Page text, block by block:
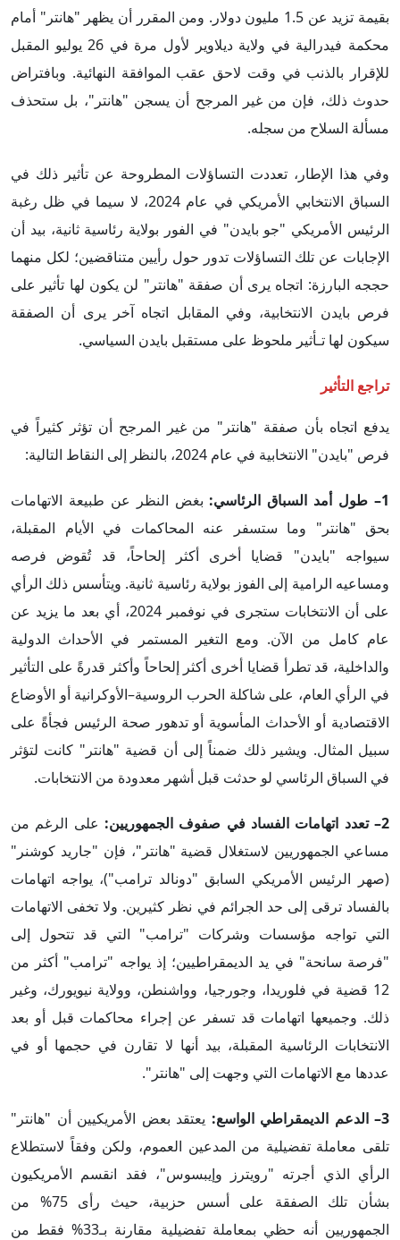
بقيمة تزيد عن 1.5 مليون دولار. ومن المقرر أن يظهر "هانتر" أمام
محكمة فيدرالية في ولاية ديلاوير لأول مرة في 26 يوليو المقبل
للإقرار بالذنب في وقت لاحق عقب الموافقة النهائية. وبافتراض
حدوث ذلك، فإن من غير المرجح أن يسجن "هانتر"، بل ستحذف
مسألة السلاح من سجله.
وفي هذا الإطار، تعددت التساؤلات المطروحة عن تأثير ذلك في
السباق الانتخابي الأمريكي في عام 2024، لا سيما في ظل رغبة
الرئيس الأمريكي "جو بايدن" في الفور بولاية رئاسية ثانية، بيد أن
الإجابات عن تلك التساؤلات تدور حول رأيين متناقضين؛ لكل منهما
حججه البارزة: اتجاه يرى أن صفقة "هانتر" لن يكون لها تأثير على
فرص بايدن الانتخابية، وفي المقابل اتجاه آخر يرى أن الصفقة
سيكون لها تـأثير ملحوظ على مستقبل بايدن السياسي.
تراجع التأثير
يدفع اتجاه بأن صفقة "هانتر" من غير المرجح أن تؤثر كثيراً في
فرص "بايدن" الانتخابية في عام 2024، بالنظر إلى النقاط التالية:
1– طول أمد السباق الرئاسي:
بغض النظر عن طبيعة الاتهامات
بحق "هانتر" وما ستسفر عنه المحاكمات في الأيام المقبلة،
سيواجه "بايدن" قضايا أخرى أكثر إلحاحاً، قد تُقوض فرصه
ومساعيه الرامية إلى الفوز بولاية رئاسية ثانية. ويتأسس ذلك الرأي
على أن الانتخابات ستجرى في نوفمبر 2024، أي بعد ما يزيد عن
عام كامل من الآن. ومع التغير المستمر في الأحداث الدولية
والداخلية، قد تطرأ قضايا أخرى أكثر إلحاحاً وأكثر قدرةً على التأثير
في الرأي العام، على شاكلة الحرب الروسية–الأوكرانية أو الأوضاع
الاقتصادية أو الأحداث المأسوية أو تدهور صحة الرئيس فجأةً على
سبيل المثال. ويشير ذلك ضمناً إلى أن قضية "هانتر" كانت لتؤثر
في السباق الرئاسي لو حدثت قبل أشهر معدودة من الانتخابات.
2– تعدد اتهامات الفساد في صفوف الجمهوريين:
على الرغم من
مساعي الجمهوريين لاستغلال قضية "هانتر"، فإن "جاريد كوشنر"
(صهر الرئيس الأمريكي السابق "دونالد ترامب")، يواجه اتهامات
بالفساد ترقى إلى حد الجرائم في نظر كثيرين. ولا تخفى الاتهامات
التي تواجه مؤسسات وشركات "ترامب" التي قد تتحول إلى
"فرصة سانحة" في يد الديمقراطيين؛ إذ يواجه "ترامب" أكثر من
12 قضية في فلوريدا، وجورجيا، وواشنطن، وولاية نيويورك، وغير
ذلك. وجميعها اتهامات قد تسفر عن إجراء محاكمات قبل أو بعد
الانتخابات الرئاسية المقبلة، بيد أنها لا تقارن في حجمها أو في
عددها مع الاتهامات التي وجهت إلى "هانتر".
3– الدعم الديمقراطي الواسع:
يعتقد بعض الأمريكيين أن "هانتر"
تلقى معاملة تفضيلية من المدعين العموم، ولكن وفقاً لاستطلاع
الرأي الذي أجرته "رويترز وإيبسوس"، فقد انقسم الأمريكيون
بشأن تلك الصفقة على أسس حزبية، حيث رأى 75% من
الجمهوريين أنه حظي بمعاملة تفضيلية مقارنة بـ33% فقط من